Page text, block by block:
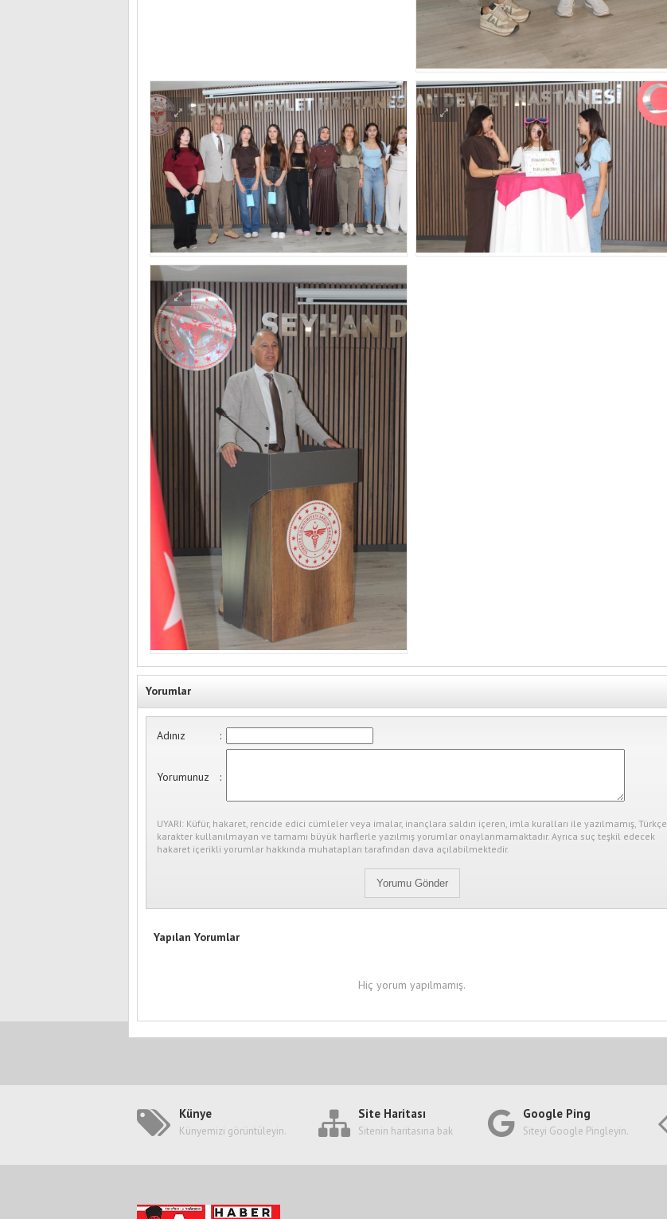
Yorumlar
Adınız :
Yorumunuz :
UYARI: Küfür, hakaret, rencide edici cümleler veya imalar, inançlara saldırı içeren, imla kuralları ile yazılmamış, Türkçe
karakter kullanılmayan ve tamamı büyük harflerle yazılmış yorumlar onaylanmamaktadır. Ayrıca suç teşkil edecek
hakaret içerikli yorumlar hakkında muhatapları tarafından dava açılabilmektedir.
Yapılan Yorumlar
Hiç yorum yapılmamış.
Künye
Künyemizi görüntüleyin.
Site Haritası
Sitenin haritasına bak
Google Ping
Siteyi Google Pingleyin.